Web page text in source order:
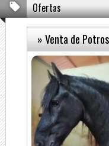
Ofertas
» Venta de